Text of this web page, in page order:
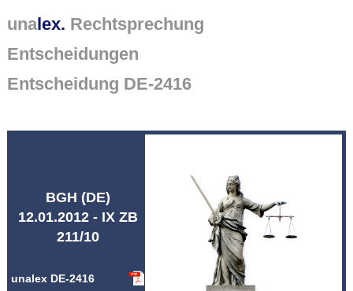
Normtexte
Rechtsprechung
unalex. Rechtsprechung
Entscheidungen
Entscheidung DE-2416
BGH (DE)
12.01.2012 - IX ZB
211/10
unalex DE-2416